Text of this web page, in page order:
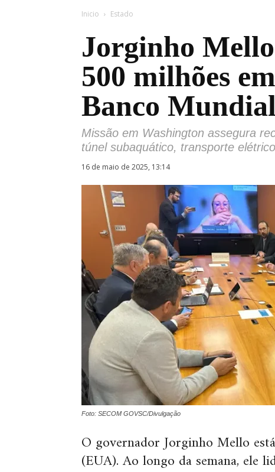
Inicio Estado
Jorginho
500 milhões
Banco Mundial
Missão em Washington assegura
túnel subaquático, transporte
16 de maio de 2025, 13:14
Foto: SECOM GOVSC/Divulgação
O governador Jorginho Mello
(EUA). Ao longo da semana, ele